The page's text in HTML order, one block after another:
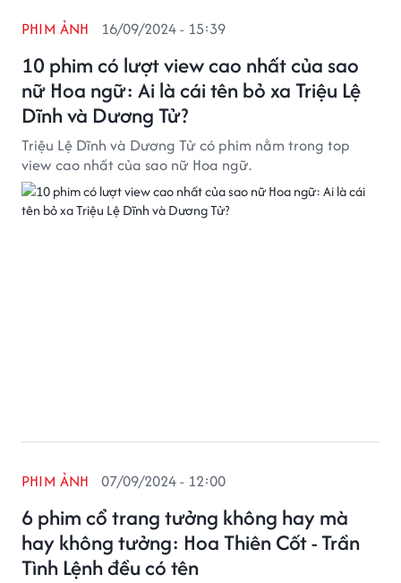
10 phim có lượt view cao nhất của sao
nữ Hoa ngữ: Ai là cái tên bỏ xa Triệu Lệ
Dĩnh và Dương Tử?
PHIM ẢNH 16/09/2024 - 15:39
Triệu Lệ Dĩnh và Dương Tử có phim nằm trong top
view cao nhất của sao nữ Hoa ngữ.
6 phim cổ trang tưởng không hay mà
hay không tưởng: Hoa Thiên Cốt - Trần
Tình Lệnh đều có tên
PHIM ẢNH 07/09/2024 - 12:00